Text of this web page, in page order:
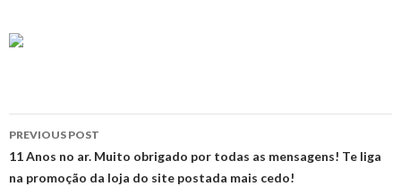
Post
navigation
PREVIOUS POST
11 Anos no ar. Muito obrigado por todas as mensagens! Te liga
na promoção da loja do site postada mais cedo!